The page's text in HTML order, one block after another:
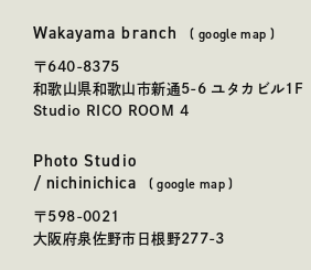
和歌山事務所
Wakayama branch ( google map )
〒640-8375
和歌山県和歌山市新通5-6 ユタカビル1F
Studio RICO ROOM 4
かしこまらない写真館「
Photo Studio
/ nichinichica (google map)
〒598-0021
大阪府泉佐野市日根野277-3